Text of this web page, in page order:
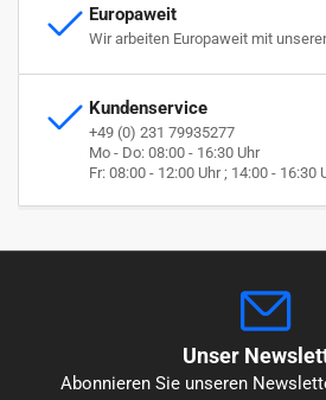
Europaweit
Wir arbeiten Europaweit mit
Kundenservice
+49 (0) 231 79935277
Mo - Do: 08:00 - 16:30 Uhr
Fr: 08:00 - 12:00 Uhr ; 14:00 - 16:30
Unser
Abonnieren Sie unseren